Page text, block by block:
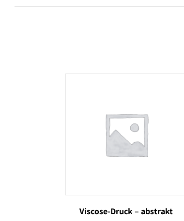
Viscose-Druck – abstrakt